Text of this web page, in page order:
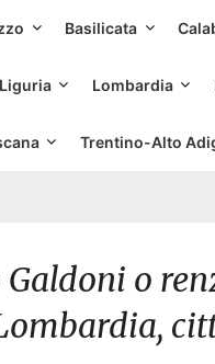
GayBasilicata
Liguria Lombardia
Trentino-Alto
o